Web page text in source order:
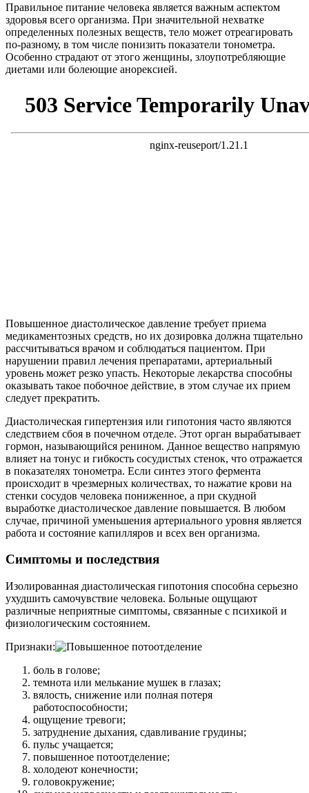
Правильное питание человека является важным аспектом
здоровья всего организма. При значительной нехватке
определенных полезных веществ, тело может отреагировать
по-разному, в том числе понизить показатели тонометра.
Особенно страдают от этого женщины, злоупотребляющие
диетами или болеющие анорексией.
Повышенное диастолическое давление требует приема
медикаментозных средств, но их дозировка должна тщательно
рассчитываться врачом и соблюдаться пациентом. При
нарушении правил лечения препаратами, артериальный
уровень может резко упасть. Некоторые лекарства способны
оказывать такое побочное действие, в этом случае их прием
следует прекратить.
Диастолическая гипертензия или гипотония часто являются
следствием сбоя в почечном отделе. Этот орган вырабатывает
гормон, называющийся ренином. Данное вещество напрямую
влияет на тонус и гибкость сосудистых стенок, что отражается
в показателях тонометра. Если синтез этого фермента
происходит в чрезмерных количествах, то нажатие крови на
стенки сосудов человека пониженное, а при скудной
выработке диастолическое давление повышается. В любом
случае, причиной уменьшения артериального уровня является
работа и состояние капилляров и всех вен организма.
Симптомы и последствия
Изолированная диастолическая гипотония способна серьезно
ухудшить самочувствие человека. Больные ощущают
различные неприятные симптомы, связанные с психикой и
физиологическим состоянием.
Признаки:
боль в голове;
темнота или мелькание мушек в глазах;
вялость, снижение или полная потеря
работоспособности;
ощущение тревоги;
затруднение дыхания, сдавливание грудины;
пульс учащается;
повышенное потоотделение;
холодеют конечности;
головокружение;